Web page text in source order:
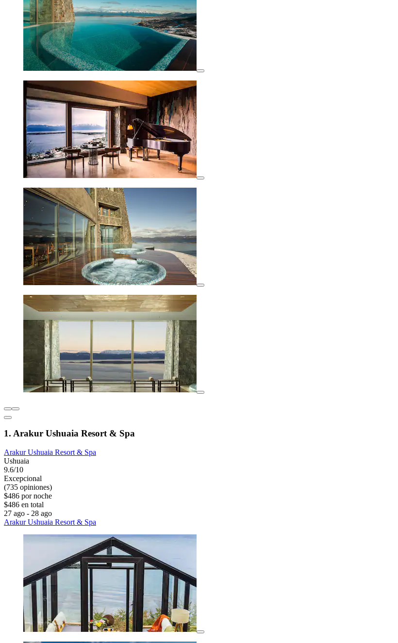
1. Arakur Ushuaia Resort & Spa
Arakur Ushuaia Resort & Spa
Ushuaia
9.6/10
Excepcional
(735 opiniones)
$486 por noche
$486 en total
27 ago - 28 ago
Arakur Ushuaia Resort & Spa